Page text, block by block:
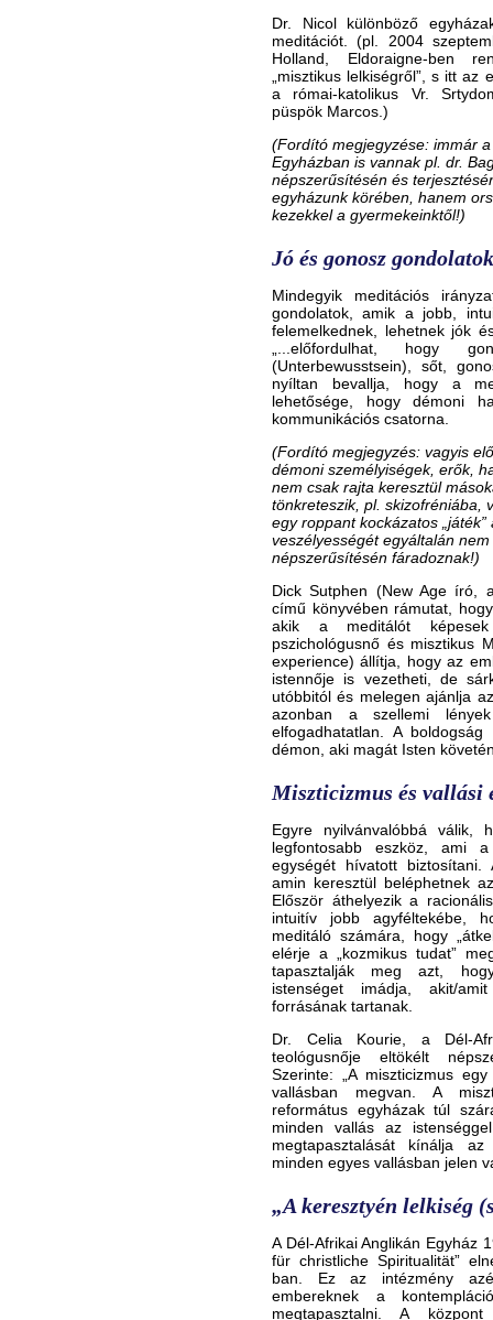
Dr. Nicol különböző
meditációt. (pl. 2004
Holland, Eldoraigne-ben
„misztikus lelkiségről”, s itt
a római-katolikus Vr.
püspök Marcos.)
(Fordító megjegyzése: immár
Egyházban is vannak pl. dr.
népszerűsítésén és
egyházunk körében, hanem
kezekkel a gyermekeinktől!)
Jó és gonosz gondolatok
Mindegyik meditációs
gondolatok, amik a jobb,
felemelkednek, lehetnek jók
„...előfordulhat, hogy
(Unterbewusstsein), sőt,
nyíltan bevallja, hogy a
lehetősége, hogy démoni
kommunikációs csatorna.
(Fordító megjegyzés: vagyis
démoni személyiségek, erők,
nem csak rajta keresztül
tönkreteszik, pl. skizofréniába,
egy roppant kockázatos
veszélyességét egyáltalán
népszerűsítésén fáradoznak!)
Dick Sutphen (New Age író,
című könyvében rámutat,
akik a meditálót
pszichológusnő és misztikus
experience) állítja, hogy az
istennője is vezetheti, de
utóbbitól és melegen ajánlja
azonban a szellemi
elfogadhatatlan. A
démon, aki magát Isten
Miszticizmus és vallási
Egyre nyilvánvalóbbá válik,
legfontosabb eszköz, ami
egységét hívatott
amin keresztül beléphetnek
Először áthelyezik a
intuitív jobb agyféltekébe,
meditáló számára, hogy
elérje a „kozmikus tudat”
tapasztalják meg azt,
istenséget imádja, akit/
forrásának tartanak.
Dr. Celia Kourie, a Dél-
teológusnője eltökélt
Szerinte: „A miszticizmus
vallásban megvan. A
református egyházak túl
minden vallás az
megtapasztalását kínálja
minden egyes vallásban jelen
„A keresztyén lelkiség
A Dél-Afrikai Anglikán Egyház
für christliche Spiritualität”
ban. Ez az intézmény
embereknek a
megtapasztalni. A központ